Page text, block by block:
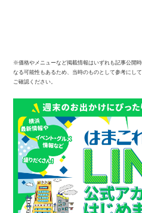
※価格やメニューなど掲載情報はいずれも記事公開
なる可能性もあるため、当時のものとして参考にし
ご確認ください。